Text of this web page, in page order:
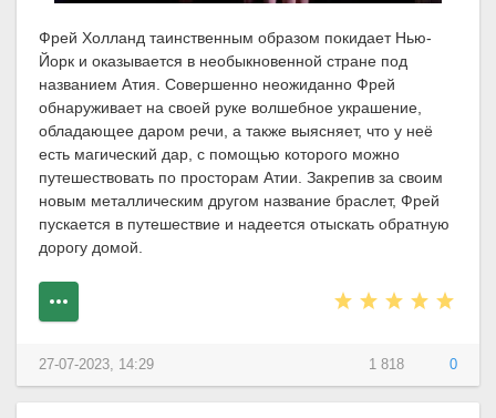
Фрей Холланд таинственным образом покидает Нью-
Йорк и оказывается в необыкновенной стране под
названием Атия. Совершенно неожиданно Фрей
обнаруживает на своей руке волшебное украшение,
обладающее даром речи, а также выясняет, что у неё
есть магический дар, с помощью которого можно
путешествовать по просторам Атии. Закрепив за своим
новым металлическим другом название браслет, Фрей
пускается в путешествие и надеется отыскать обратную
дорогу домой.
1 818 0
27-07-2023, 14:29